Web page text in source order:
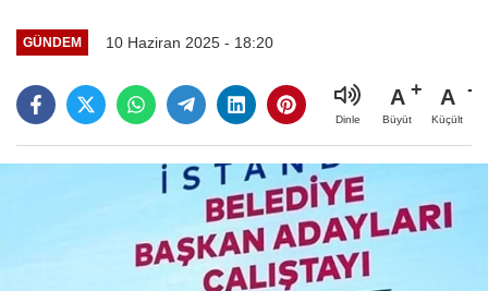
GÜNDEM 10 Haziran 2025 - 18:20
Dinle
A
Büyüt
A
Küçült